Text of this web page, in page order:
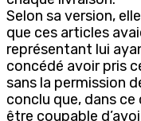
Selon sa version,
que ces articles
représentant lui
concédé avoir pris
sans la permission
conclu que, dans
être coupable